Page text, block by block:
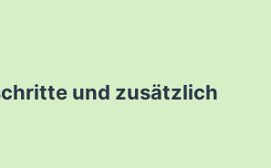
und zusätzlich